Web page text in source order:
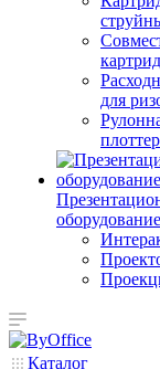
для
оборудование
Каталог